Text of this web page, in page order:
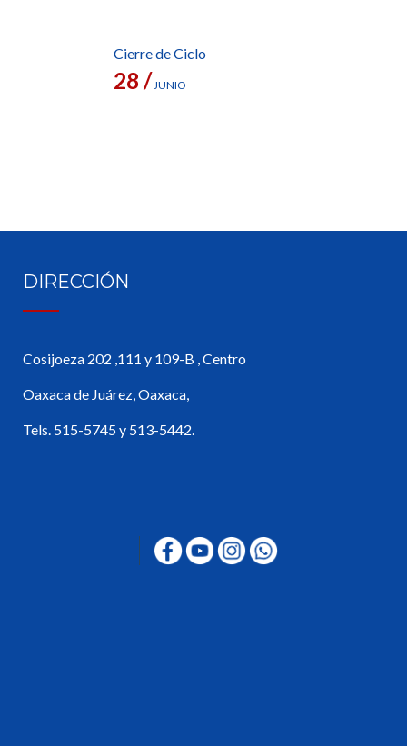
Cierre de Ciclo
28 /JUNIO
DIRECCIÓN
Cosijoeza 202 ,111 y 109-B , Centro
Oaxaca de Juárez, Oaxaca,
Tels. 515-5745 y 513-5442.